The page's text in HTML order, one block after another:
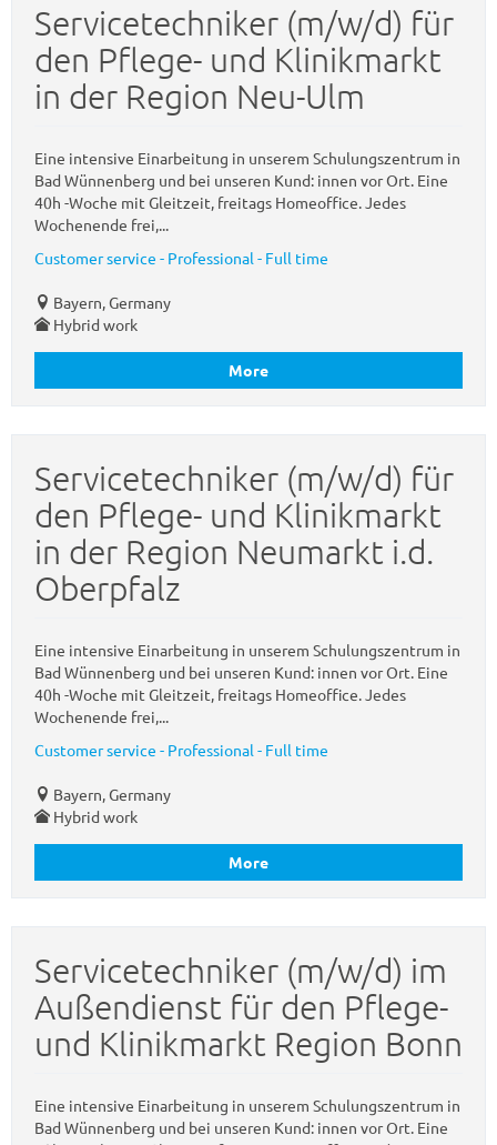
Servicetechniker (m/w/d) für
den Pflege- und Klinikmarkt
in der Region Neu-Ulm
Eine intensive Einarbeitung in unserem Schulungszentrum in
Bad Wünnenberg und bei unseren Kund: innen vor Ort. Eine
40h -Woche mit Gleitzeit, freitags Homeoffice. Jedes
Wochenende frei,...
Customer service - Professional - Full time
Bayern, Germany
Hybrid work
More
Servicetechniker (m/w/d) für
den Pflege- und Klinikmarkt
in der Region Neumarkt i.d.
Oberpfalz
Eine intensive Einarbeitung in unserem Schulungszentrum in
Bad Wünnenberg und bei unseren Kund: innen vor Ort. Eine
40h -Woche mit Gleitzeit, freitags Homeoffice. Jedes
Wochenende frei,...
Customer service - Professional - Full time
Bayern, Germany
Hybrid work
More
Servicetechniker (m/w/d) im
Außendienst für den Pflege-
und Klinikmarkt Region Bonn
Eine intensive Einarbeitung in unserem Schulungszentrum in
Bad Wünnenberg und bei unseren Kund: innen vor Ort. Eine